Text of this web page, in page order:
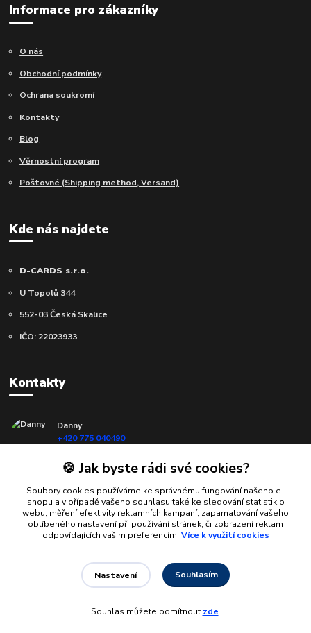
Informace pro zákazníky
O nás
Obchodní podmínky
Ochrana soukromí
Kontakty
Blog
Věrnostní program
Poštovné (Shipping method, Versand)
Kde nás najdete
D-CARDS s.r.o.
U Topolů 344
552-03 Česká Skalice
IČO: 22023933
Kontakty
Danny
+420 775 040490
Upravit sběr cookies.
Vytvořeno na Eshop-rychle.cz
🍪 Jak byste rádi své cookies?
Soubory cookies používáme ke správnému fungování našeho e-
shopu a v případě vašeho souhlasu také ke sledování statistik o
webu, měření efektivity reklamních kampaní, zapamatování vašeho
oblíbeného nastavení při používání stránek, či zobrazení reklam
odpovídajících vašim preferencím. Více k využití cookies
Nastavení Souhlasím
Souhlas můžete odmítnout zde.